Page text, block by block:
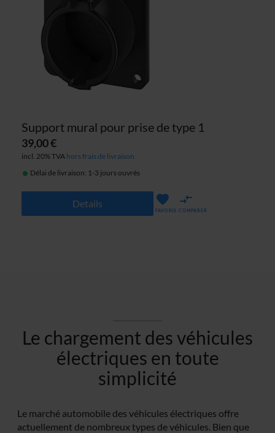
Support mural pour prise de type 1
39,00 €
incl. 20% TVA hors frais de livraison
Délai de livraison: 1-3 jours ouvrés
Details
FAVORIS COMPARER
Le chargement des véhicules
électriques en toute
simplicité
Le marché automobile des véhicules électriques offre
actuellement de nombreux types de véhicules. Bien que